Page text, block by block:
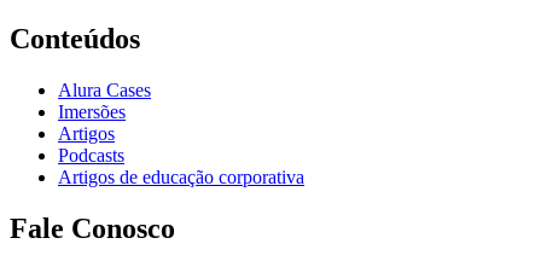
Conteúdos
Alura Cases
Imersões
Artigos
Podcasts
Artigos de educação corporativa
Fale Conosco